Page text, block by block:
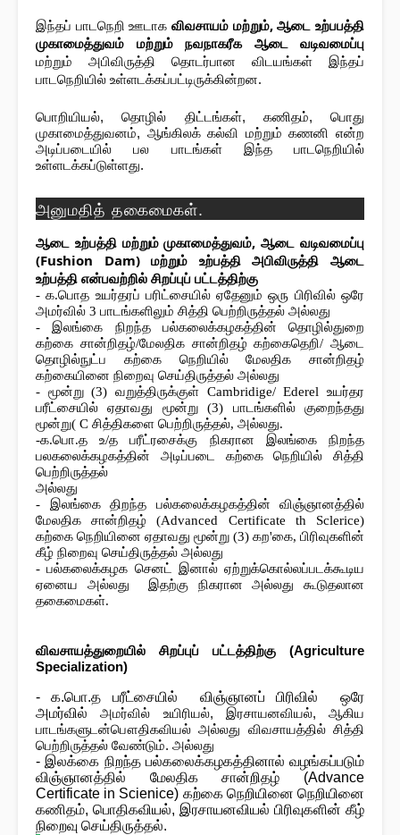
இந்தப் பாடநெறி ஊடாக விவசாயம் மற்றும், ஆடை உற்பபத்தி
மற்றும் அபிவிருத்தி தொடர்பான விடயங்கள் இந்தப்
பாடநெறியில் உள்ளடக்கப்பட்டிருக்கின்றன.
பொறியியல், தொழில் திட்டங்கள், கணிதம், பொது
முகாமைத்துவனம், ஆங்கிலக் கல்வி மற்றும் கணனி என்ற
அடிப்படையில் பல பாடங்கள் இந்த பாடநெறியில்
உள்ளடக்கப்டுள்ளது.
அனுமதித் தகைமைகள்.
ஆடை உற்பத்தி மற்றும் முகாமைத்துவம், ஆடை வடிவமைப்பு
(Fushion Dam) மற்றும் உற்பத்தி அபிவிருத்தி ஆடை
- க.பொத உயர்தரப் பரிட்சையில் ஏதேனும் ஒரு பிரிவில் ஒரே
அமர்வில் 3 பாடங்களிலும் சித்தி பெற்றிருத்தல் அல்லது
- இலங்கை நிறந்த பல்கலைக்கழகத்தின் தொழில்துறை
கற்கை சான்றிதழ்/​மேலதிக சான்றிதழ் கற்கைதெறி/ ஆடை
தொழில்நுட்ப கற்கை நெறியில் மேலதிக சான்றிதழ்
கற்கையினை நிறைவு செய்திருத்தல் அல்லது
- மூன்று (3) வறுத்திருக்குள் Cambridige/ Ederel உயர்தர
பரீட்சையில் ஏதாவது மூன்று (3) பாடங்களில் குறைந்தது
மூன்று( C சித்திகளை பெற்றிருத்தல், அல்லது.
-க.பொ.த உ/த பரீட்ரசைக்கு நிகரான இலங்கை நிறந்த
பலகலைக்கழகத்தின் அடிப்படை கற்கை நெறியில் சித்தி
பெற்றிருத்தல்
அல்லது
- இலங்கை திறந்த பல்கலைக்கழகத்தின் விஞ்ஞானத்தில்
மேலதிக சான்றிதழ் (Advanced Certificate th Sclerice)
கற்கை நெறியினை ஏதாவது மூன்று (3) கற'கை, பிரிவுகளின்
கீழ் நிறைவு செய்திருத்தல் அல்லது
- பல்கலைக்கழக செனட் இனால் ஏற்றுக்கொல்லப்படக்கூடிய
ஏனைய அல்லது  இதற்கு நிகரான அல்லது கூடுதலான
தகைமைகள்.
விவசாயத்துறையில் சிறப்புப் பட்டத்திற்கு (Agriculture
- க.பொ.த பரீட்சையில் விஞ்ஞானப் பிரிவில் ஒரே
அமர்வில்அமர்வில் உயிரியல், இரசாயனவியல், ஆகிய
பாடங்களுடன்பௌதிகவியல் அல்லது விவசாயத்தில் சித்தி
பெற்றிருத்தல் வேண்டும். அல்லது
- இலக்கை நிறந்த பல்கலைக்கழகத்தினால் வழங்கப்படும்
விஞ்ஞானத்தில் மேலதிக சான்றிதழ் (Advance
Certificate in Scienice) கற்கை நெறியினை நெறியினை
கணிதம், பொதிகவியல், இரசாயனவியல் பிரிவுகளின் கீழ்
நிறைவு செய்திருத்தல்.